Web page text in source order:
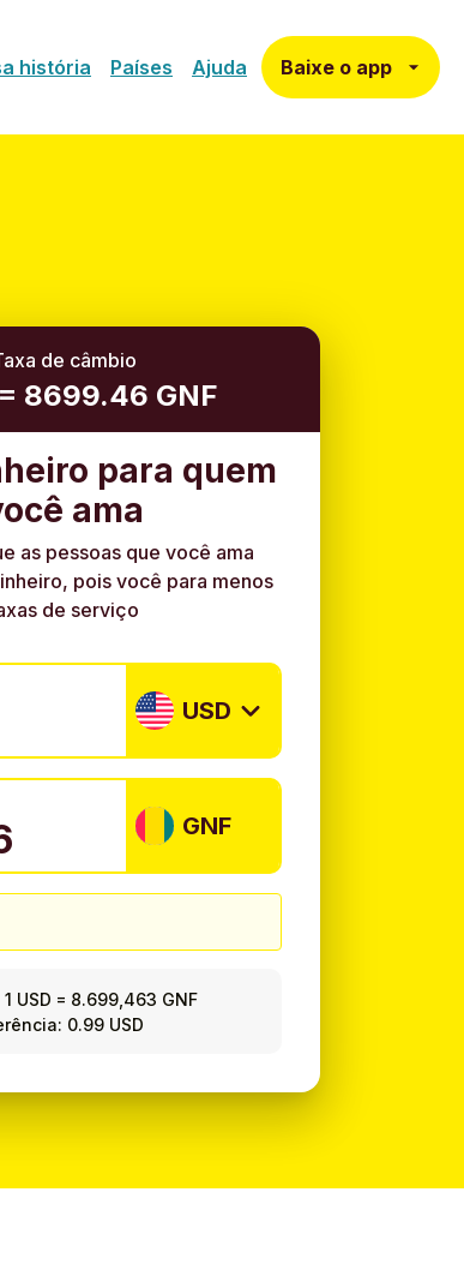
história Países Ajuda Baixe o app
de câmbio
8699.46 GNF
para quem
ama
as pessoas que você ama
pois você para menos
de serviço
USD
GNF
1 USD = 8.699,463 GNF
0.99 USD